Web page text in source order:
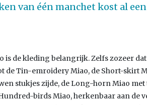
van één manchet kost al
is de kleding belangrijk. Zelfs zozeer
de Tin-emroidery Miao, de Short-skirt
stukjes zijde, de Long-horn Miao
birds Miao, herkenbaar aan de